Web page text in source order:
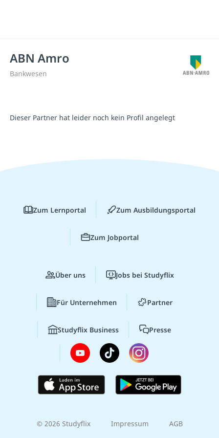
ABN Amro
Bankwesen
Dieser Partner hat leider noch kein Profil angelegt
Zum Lernportal Zum Ausbildungsportal
Zum Jobportal
Über uns Jobs bei Studyflix
Für Unternehmen Partner
Studyflix Business Presse
© 2026 Studyflix Impressum AGB